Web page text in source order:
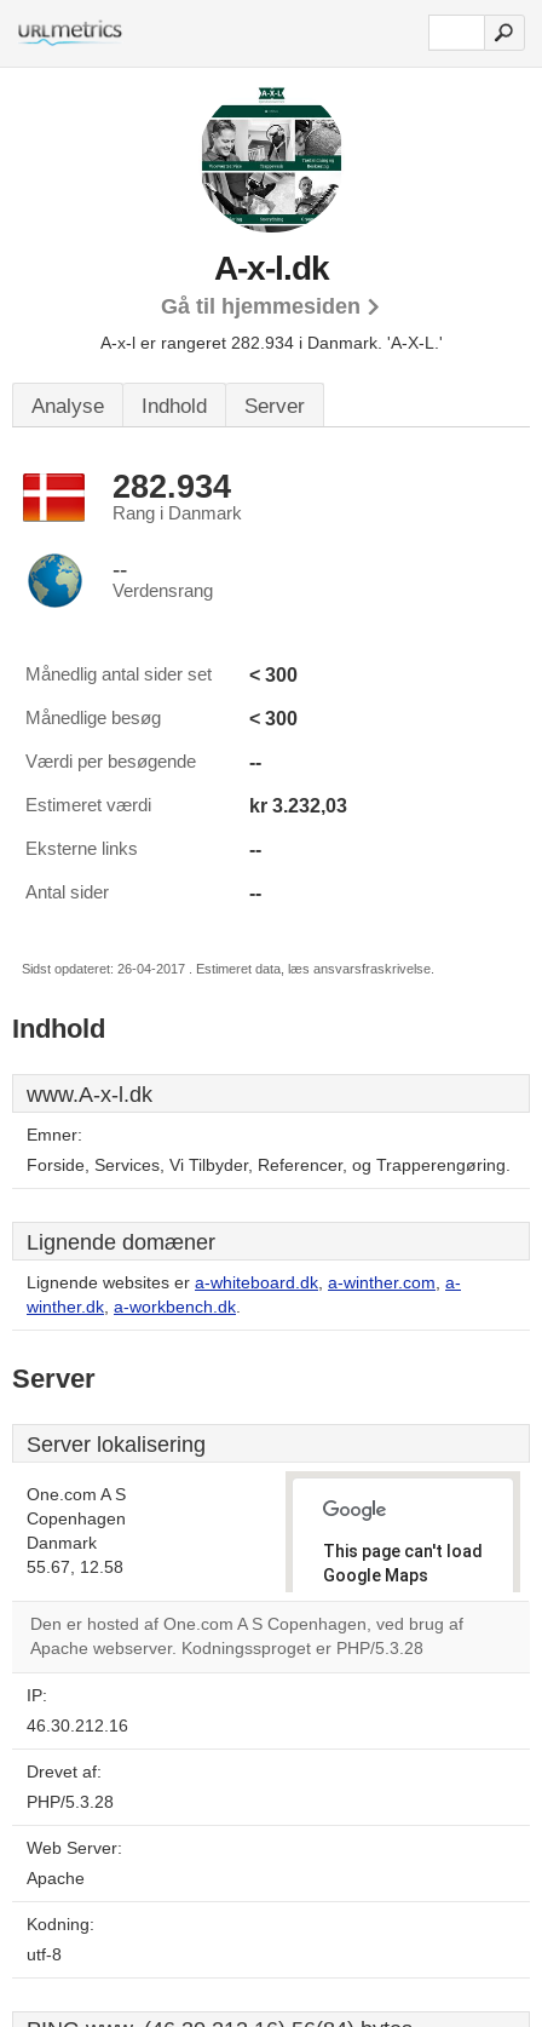
A-x-l.dk
Gå til hjemmesiden
A-x-l er rangeret 282.934 i Danmark. 'A-X-L.'
Analyse Indhold Server
282.934
Rang i Danmark
--
Verdensrang
Månedlig antal sider set < 300
Månedlige besøg < 300
Værdi per besøgende --
Estimeret værdi kr 3.232,03
Eksterne links --
Antal sider --
Sidst opdateret: 26-04-2017 . Estimeret data, læs ansvarsfraskrivelse.
Indhold
www.A-x-l.dk
Emner:
Forside, Services, Vi Tilbyder, Referencer, og Trapperengøring.
Lignende domæner
Lignende websites er a-whiteboard.dk, a-winther.com, a-
winther.dk, a-workbench.dk.
Server
Server lokalisering
One.com A S
Copenhagen
Danmark
55.67, 12.58
This page can't load
Google Maps
correctly.
Do you
own this
OK
Den er hosted af One.com A S Copenhagen, ved brug af
Apache webserver. Kodningssproget er PHP/5.3.28
IP:
46.30.212.16
Drevet af:
PHP/5.3.28
Web Server:
Apache
Kodning:
utf-8